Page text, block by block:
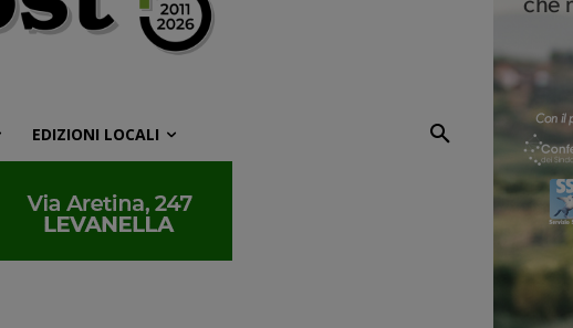
EDIZIONI LOCALI